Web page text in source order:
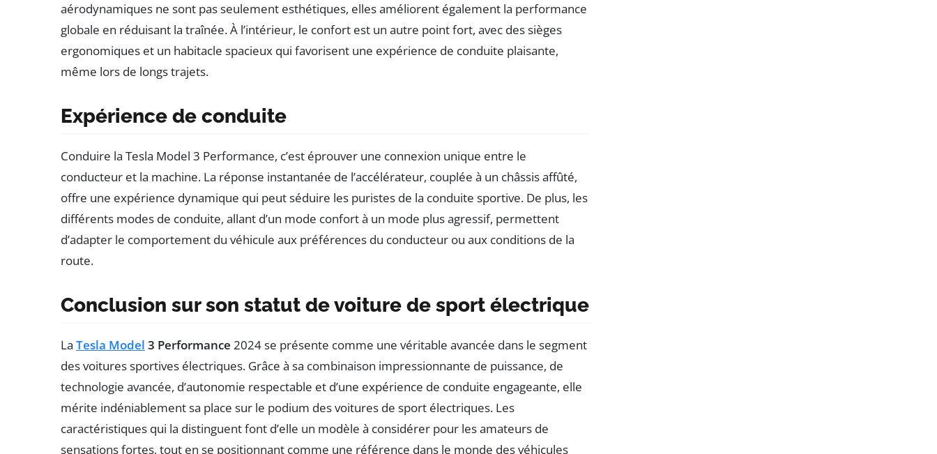
aérodynamiques ne sont pas seulement esthétiques, elles améliorent également la performance
globale en réduisant la traînée. À l’intérieur, le confort est un autre point fort, avec des sièges
ergonomiques et un habitacle spacieux qui favorisent une expérience de conduite plaisante,
même lors de longs trajets.
Expérience de conduite
Conduire la Tesla Model 3 Performance, c’est éprouver une connexion unique entre le
conducteur et la machine. La réponse instantanée de l’accélérateur, couplée à un châssis affûté,
offre une expérience dynamique qui peut séduire les puristes de la conduite sportive. De plus, les
différents modes de conduite, allant d’un mode confort à un mode plus agressif, permettent
d’adapter le comportement du véhicule aux préférences du conducteur ou aux conditions de la
route.
Conclusion sur son statut de voiture de sport électrique
La Tesla Model 3 Performance 2024 se présente comme une véritable avancée dans le segment
des voitures sportives électriques. Grâce à sa combinaison impressionnante de puissance, de
technologie avancée, d’autonomie respectable et d’une expérience de conduite engageante, elle
mérite indéniablement sa place sur le podium des voitures de sport électriques. Les
caractéristiques qui la distinguent font d’elle un modèle à considérer pour les amateurs de
sensations fortes, tout en se positionnant comme une référence dans le monde des véhicules